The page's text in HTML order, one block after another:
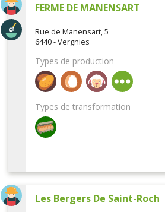
FERME DE MANENSART
Rue de Manensart, 5
6440 - Vergnies
Types de production
Types de transformation
Les Bergers De Saint-Roch